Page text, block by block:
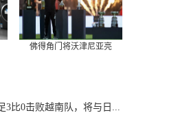
佛得角门将沃津尼亚亮
3比0击败越南队，将与日...